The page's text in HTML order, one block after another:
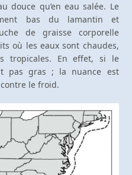
douce qu’en eau salée. Le
bas du lamantin et
de graisse corporelle
où les eaux sont chaudes,
tropicales. En effet, si le
pas gras ; la nuance est
le froid.